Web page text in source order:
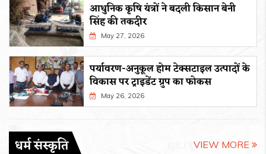
आधुनिक कृषि यंत्रों ने बदली किसान बेनी
सिंह की तकदीर
May 27, 2026
पर्यावरण-अनुकूल होम टेक्सटाइल उत्पादों के
विकास पर ट्राइडेंट ग्रुप का फोकस
May 26, 2026
धर्म संस्कृति VIEW MORE